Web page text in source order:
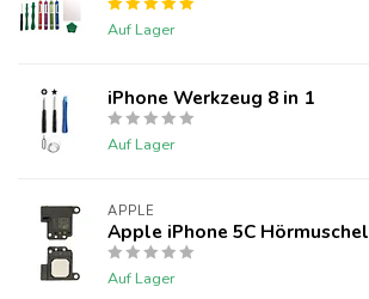
Auf Lager
iPhone Werkzeug 8 in 1
Auf Lager
APPLE
Apple iPhone 5C Hörmuschel
Auf Lager